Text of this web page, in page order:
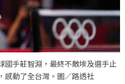
國手莊智淵，最終不敵埃及選手止
感動了全台灣。圖／路透社